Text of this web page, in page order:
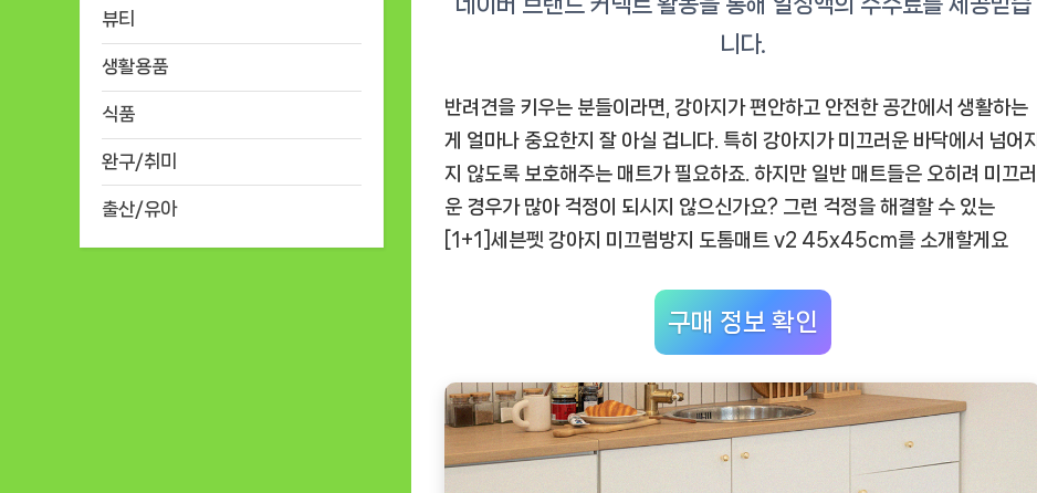
지
매
트
45x45cm
리
뷰,
한
강
아
지
반려견을 키우는 분들이라면, 강아지가 편안하고 안전한 공간에서 생활하는
게 얼마나 중요한지 잘 아실 겁니다. 특히 강아지가 미끄러운 바닥에서 넘어지
지 않도록 보호해주는 매트가 필요하죠. 하지만 일반 매트들은 오히려 미끄러
운 경우가 많아 걱정이 되시지 않으신가요? 그런 걱정을 해결할 수 있는
[1+1]세븐펫 강아지 미끄럼방지 도톰매트 v2 45x45cm를 소개할게요
구매 정보 확인
뷰티
생활용품
식품
완구/취미
출산/유아